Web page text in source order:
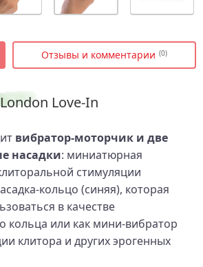
Отзывы и комментарии (0)
Love-In
вибратор-моторчик и две
насадки: миниатюрная
стимуляции
(синяя), которая
в качестве
кольца или как мини‑вибратор
клитора и других эрогенных